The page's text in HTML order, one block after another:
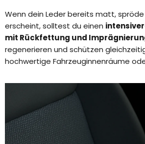
Wenn dein Leder bereits matt,
erscheint, solltest du einen
mit Rückfettung und
regenerieren und schützen
hochwertige Fahrzeuginnenräume